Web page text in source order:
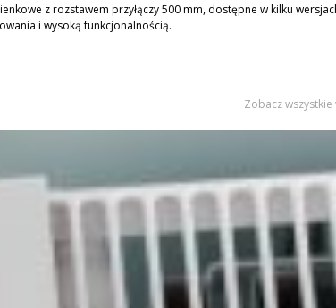
z rozstawem przyłączy 500 mm, dostępne w kilku
i wysoką funkcjonalnością.
Zobacz wszystkie